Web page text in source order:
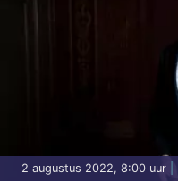
2 augustus 2022, 8:00 uur